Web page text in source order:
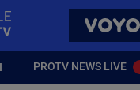
VOYO
PROTV NEWS LIVE